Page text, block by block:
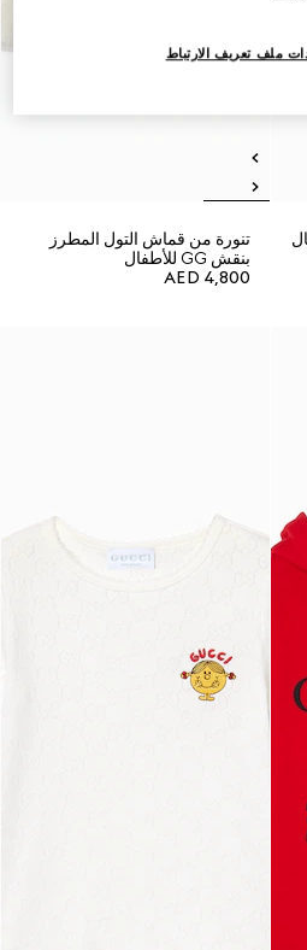
تنورة من قماش التول المطرز
بنقش GG للأطفال
AED 4,800
ملف تعريف الارتباط